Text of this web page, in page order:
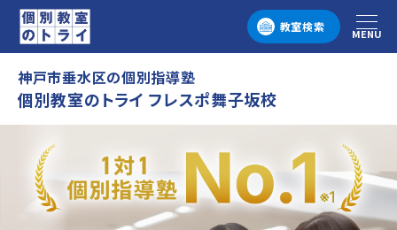
教室検索
メニュー
MENU
神戸市垂水区の個別指導塾
個別教室のトライ フレスポ舞子坂校